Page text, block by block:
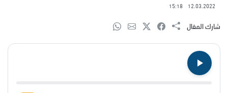
12.03.2022
15:18
شارك المقال